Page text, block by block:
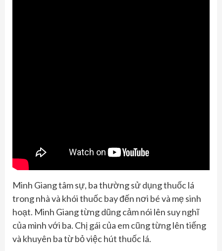
Minh Giang tâm sự, ba thường sử dụng thuốc lá
trong nhà và khói thuốc bay đến nơi bé và mẹ sinh
hoạt. Minh Giang từng dũng cảm nói lên suy nghĩ
của mình với ba. Chị gái của em cũng từng lên tiếng
và khuyên ba từ bỏ việc hút thuốc lá.